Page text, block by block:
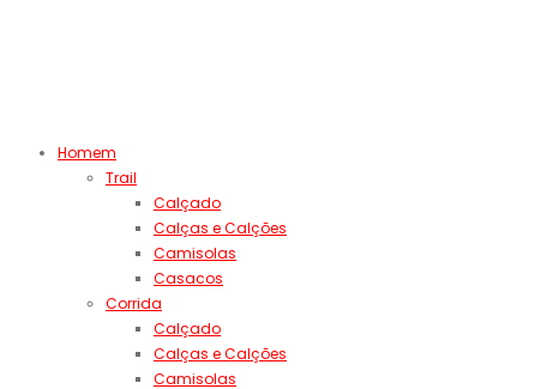
Homem
Trail
Calçado
Calças e Calções
Camisolas
Casacos
Corrida
Calçado
Calças e Calções
Camisolas